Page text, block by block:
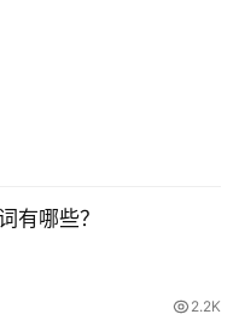
有哪些？
2.2K